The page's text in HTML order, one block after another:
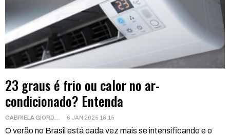
23 graus é frio ou calor no ar-
condicionado? Entenda
6 JAN 2025 18:15
O verão no Brasil está cada vez mais se intensificando e o